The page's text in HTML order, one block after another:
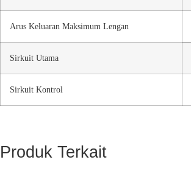
Arus Keluaran Maksimum Lengan
Sirkuit Utama
Sirkuit Kontrol
Produk Terkait